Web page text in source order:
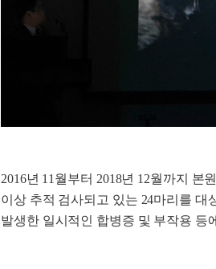
2016년 11월부터 2018년 12월까지 본
이상 추적 검사되고 있는 24마리를 대
발생한 일시적인 합병증 및 부작용 등